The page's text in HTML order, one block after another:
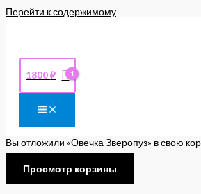
Перейти к содержимому
1800₽
Вы отложили «Овечка Зверопуз» в свою
Просмотр корзины